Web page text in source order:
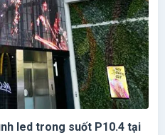
led trong suốt P10.4 tại